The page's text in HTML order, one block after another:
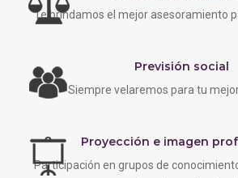
Te brindamos el mejor asesoramiento
Previsión social
Siempre velaremos para tu
Proyección e imagen
Participación en grupos de